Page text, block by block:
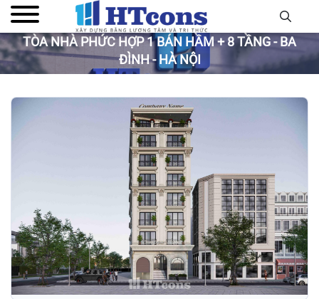
TÒA NHÀ PHỨC HỢP 1 BÁN HẦM + 8 TẦNG - BA
ĐÌNH - HÀ NỘI